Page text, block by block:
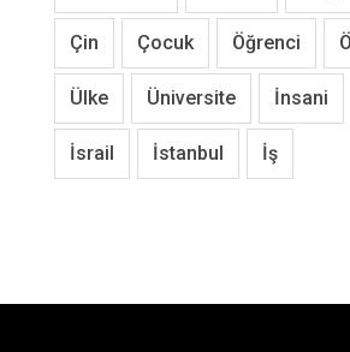
Çin Çocuk Öğrenci
Ülke Üniversite İnsani
İsrail İstanbul İş